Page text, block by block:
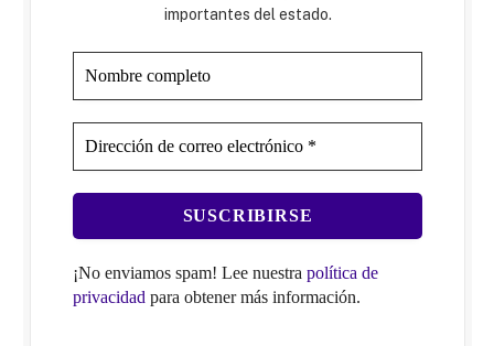
importantes del estado.
¡No enviamos spam! Lee nuestra política de
privacidad para obtener más información.